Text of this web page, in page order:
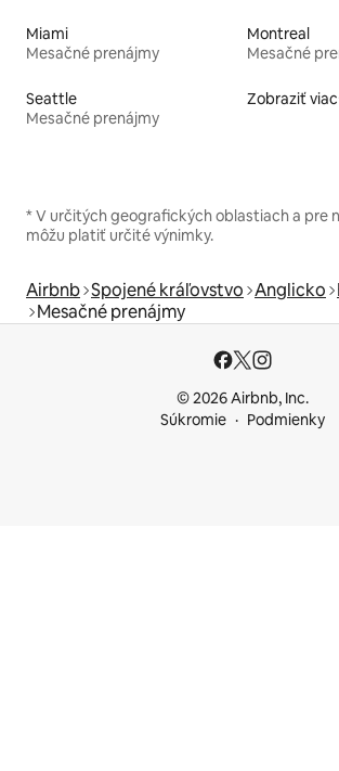
Miami
Mesačné prenájmy
Montreal
Mesačné
Seattle
Mesačné prenájmy
Zobraziť viac
* V určitých geografických oblastiach a pre
môžu platiť určité výnimky.
Airbnb Spojené kráľovstvo Anglicko
Mesačné prenájmy
© 2026 Airbnb, Inc.
Súkromie
Podmienky